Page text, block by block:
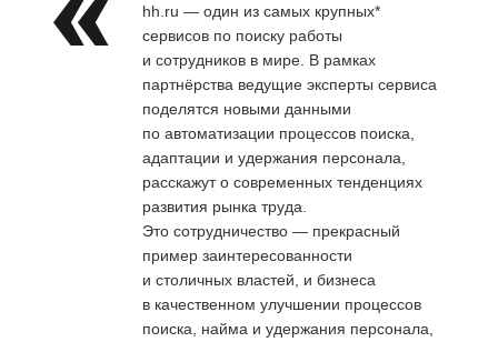
hh.ru — один из самых крупных*
сервисов по поиску работы
и сотрудников в мире. В рамках
партнёрства ведущие эксперты сервиса
поделятся новыми данными
по автоматизации процессов поиска,
адаптации и удержания персонала,
расскажут о современных тенденциях
развития рынка труда.
Это сотрудничество — прекрасный
пример заинтересованности
и столичных властей, и бизнеса
в качественном улучшении процессов
поиска, найма и удержания персонала,